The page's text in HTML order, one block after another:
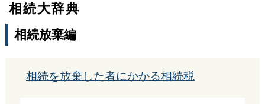
相続大辞典
相続放棄編
相続を放棄した者にかかる相続税